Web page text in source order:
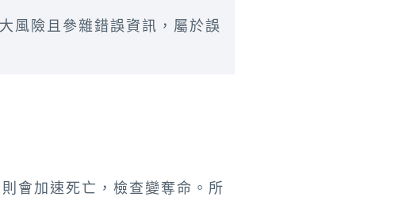
風險且參雜錯誤資訊，屬於誤
會加速死亡，檢查變奪命。所